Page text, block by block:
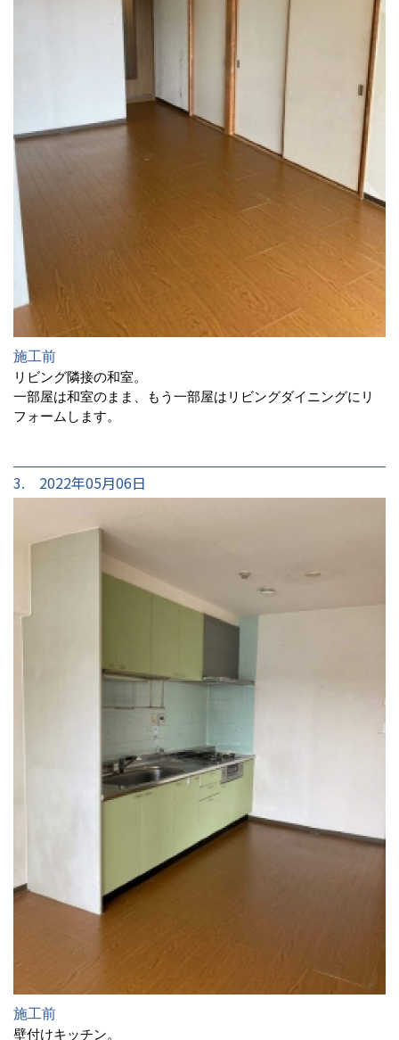
施工前
リビング隣接の和室。
一部屋は和室のまま、もう一部屋はリビングダイニングにリ
フォームします。
3. 2022年05月06日
施工前
壁付けキッチン。